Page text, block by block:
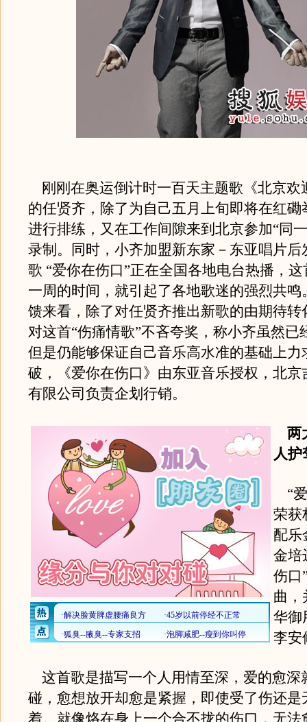
刚刚在奥运倒计时一百天主题歌《北京欢
的任贤齐，除了为自己五月上旬即将在红磡
进行排练，又在工作间隙来到北京参加“同
录制。同时，小齐加盟新东家－东亚唱片后
歌 “爱你在伤口”正在全国各地电台热播，
一周的时间，就引起了各地歌迷的强烈共鸣
馈来看，除了对任贤齐推出新歌的由期待转
对这首“伤痛情歌”不吝夸奖，称小齐虽然已
但是仍能够保证自己音乐高水准的基础上力
破，《爱你在伤口》由东亚音乐授权，北京
有限公司负责企划行销。
两
人护
“
荣获
配乐
金培
伤口
曲，
华御
李安
这首歌是描写一个人用情至深，爱的愈深
碰，愈想放开却愈是紧握，即使受了伤还是
着。就像烙在身上一个合不拢的伤口，无法